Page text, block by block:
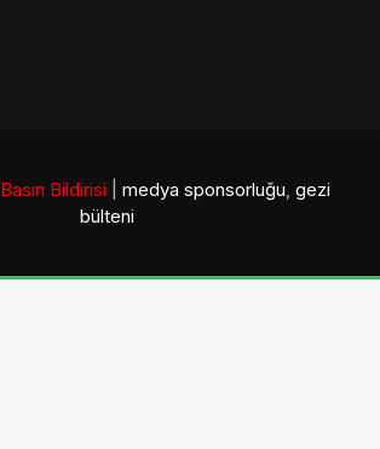
Basın Bildirisi medya sponsorluğu, gezi
bülteni